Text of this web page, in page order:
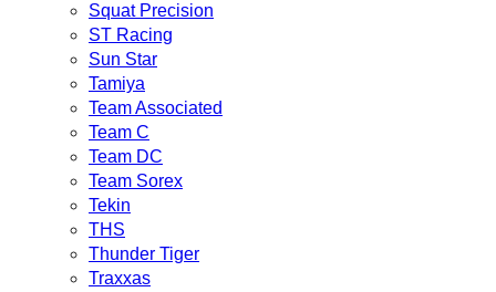
Squat Precision
ST Racing
Sun Star
Tamiya
Team Associated
Team C
Team DC
Team Sorex
Tekin
THS
Thunder Tiger
Traxxas